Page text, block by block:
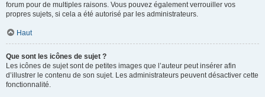
forum pour de multiples raisons. Vous pouvez également verrouiller vos
propres sujets, si cela a été autorisé par les administrateurs.
Haut
Que sont les icônes de sujet ?
Les icônes de sujet sont de petites images que l’auteur peut insérer afin
d’illustrer le contenu de son sujet. Les administrateurs peuvent désactiver cette
fonctionnalité.